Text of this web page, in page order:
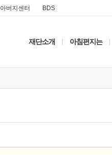
아버지센터 BDS
재단소개 아침편지는